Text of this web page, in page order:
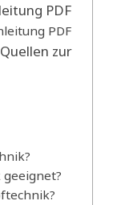
PDF
PDF
zur